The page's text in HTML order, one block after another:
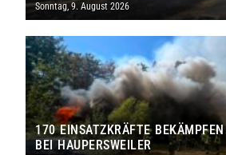
Sonntag, 9. August 2026
170 EINSATZKRÄFTE BEKÄMPFEN
EI HAUPERSWEILER